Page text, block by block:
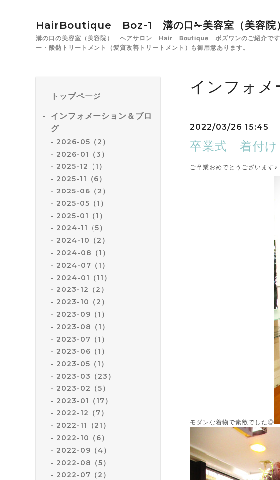
HairBoutique Boz-1 溝の口✁美容室（美容院
溝の口の美容室（美容院） ヘアサロン Hair Boutique ボズワンのご紹介です。
ー・酸熱トリートメント（髪質改善トリートメント）も御用意あります。
トップページ
インフォメーション＆ブロ
グ
2026-05（2）
2026-01（3）
2025-12（1）
2025-11（6）
2025-06（2）
2025-05（1）
2025-01（1）
2024-11（5）
2024-10（2）
2024-08（1）
2024-07（1）
2024-01（11）
2023-12（2）
2023-10（2）
2023-09（1）
2023-08（1）
2023-07（1）
2023-06（1）
2023-05（1）
2023-03（23）
2023-02（5）
2023-01（17）
2022-12（7）
2022-11（21）
2022-10（6）
2022-09（4）
2022-08（5）
2022-07（2）
インフォ
2022/03/26 15:45
卒業式 着付
ご卒業おめでとうございます♪
モダンな着物で素敵でした◎